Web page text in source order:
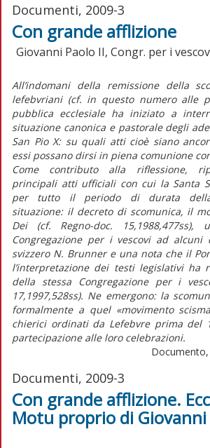
Documenti, 2009-3
Con grande afflizione
Giovanni Paolo II, Congr. per i
All’indomani della remissione della
lefebvriani (cf. in questo numero alle
pubblica ecclesiale ha iniziato a
situazione canonica e pastorale degli
San Pio X: su quali atti cioè siano
essi possano dirsi in piena comunione
Come contributo alla riflessione,
principali atti ufficiali con cui la Santa
per tutto il periodo di durata
situazione: il decreto di scomunica, il
Dei (cf. Regno-doc. 15,1988,477ss),
Congregazione per i vescovi ad alcuni
svizzero N. Brunner e una nota che il
l’interpretazione dei testi legislativi ha
della stessa Congregazione per i
17,1997,528ss). Ne emergono: la
formalmente a quel «movimento
chierici ordinati da Lefebvre prima del
partecipazione alle loro celebrazioni.
Documenti, 2009-3
Con grande afflizione.
Motu proprio di Giovanni